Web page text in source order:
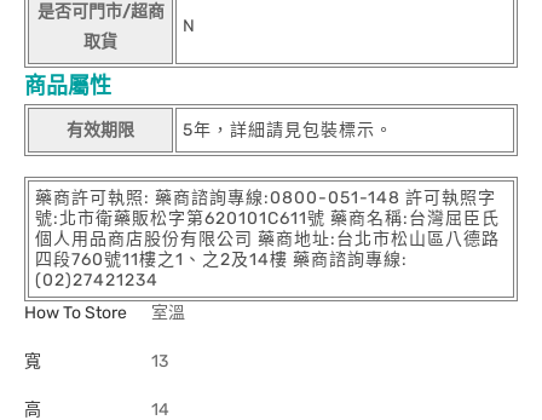
是否可門市/超商
取貨
N
商品屬性
有效期限 5年，詳細請見包裝標示。
藥商許可執照: 藥商諮詢專線:0800-051-148 許可執照字
號:北市衛藥販松字第620101C611號 藥商名稱:台灣屈臣氏
個人用品商店股份有限公司 藥商地址:台北市松山區八德路
四段760號11樓之1、之2及14樓 藥商諮詢專線:
(02)27421234
How To Store
室溫
寬 13
高 14